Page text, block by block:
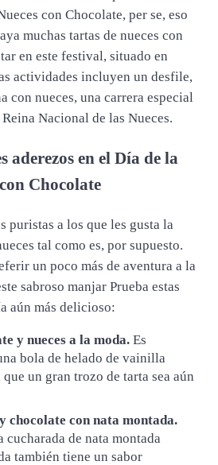
con Chocolate, per se, eso
muchas tartas de nueces con
en este festival, situado en
actividades incluyen un desfile,
con nueces, una carrera especial
Nacional de las Nueces.
aderezos en el Día de la
Chocolate
puristas a los que les gusta la
tal como es, por supuesto.
un poco más de aventura a la
sabroso manjar Prueba estas
aún más delicioso:
y nueces a la moda.Es
bola de helado de vainilla
un gran trozo de tarta sea aún
chocolate con nata montada.
cucharada de nata montada
también tiene un sabor